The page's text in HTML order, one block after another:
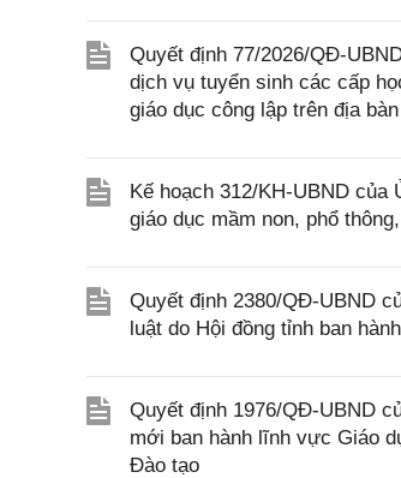
Quyết định 77/2026/QĐ-
dịch vụ tuyển sinh các cấp
giáo dục công lập trên địa
Kế hoạch 312/KH-UBND
giáo dục mầm non, phổ
Quyết định 2380/QĐ-UBND
luật do Hội đồng tỉnh ban
Quyết định 1976/QĐ-UBND
mới ban hành lĩnh vực Giáo
Đào tạo